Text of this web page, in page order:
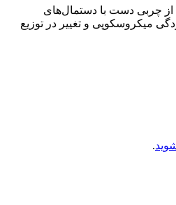
از چربی دست با دستمال‌های
میکروسکوپی و تغییر در توزیع
.